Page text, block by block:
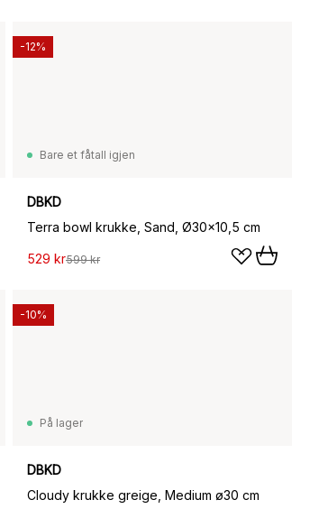
Bare et fåtall igjen
DBKD
Terra bowl krukke, Sand, Ø30x10,5 cm
529 kr599 kr
-12%
På lager
DBKD
Cloudy krukke greige, Medium ø30 cm
-10%